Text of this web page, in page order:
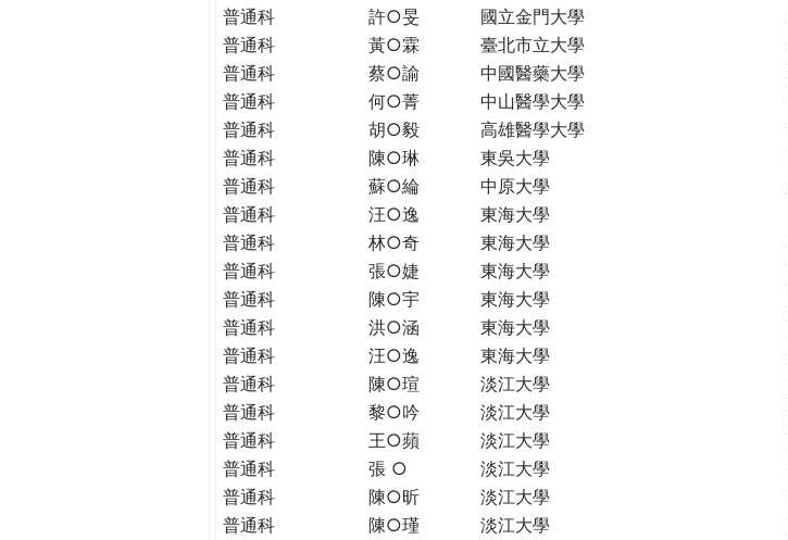
普通科
許○旻 國立金門大學
普通科
黃○霖 臺北市立大學
普通科
蔡○諭 中國醫藥大學
普通科
何○菁 中山醫學大學
普通科
胡○毅 高雄醫學大學
普通科
陳○琳 東吳大學
普通科
蘇○綸 中原大學
普通科
汪○逸 東海大學
普通科
林○奇 東海大學
普通科
張○婕 東海大學
普通科
陳○宇 東海大學
普通科
洪○涵 東海大學
普通科
汪○逸 東海大學
普通科
陳○瑄 淡江大學
普通科
黎○吟 淡江大學
普通科
王○蘋 淡江大學
普通科
張 ○ 淡江大學
普通科
陳○昕 淡江大學
普通科
陳○瑾 淡江大學